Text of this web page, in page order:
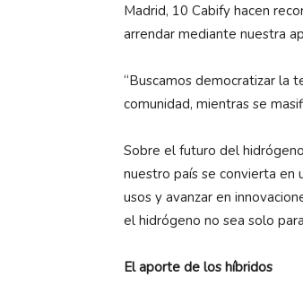
Madrid, 10 Cabify hacen
arrendar mediante nuestra
“Buscamos democratizar la
comunidad, mientras se
Sobre el futuro del
nuestro país se convierta en
usos y avanzar en
el hidrógeno no sea solo
El aporte de los híbridos